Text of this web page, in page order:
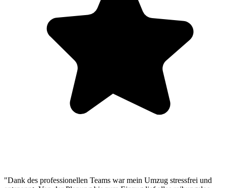
"Dank des professionellen Teams war mein Umzug stressfrei und